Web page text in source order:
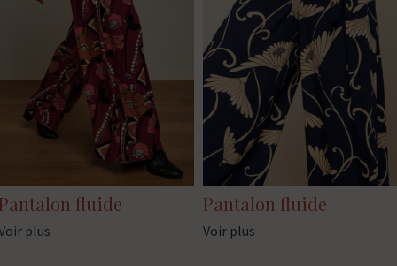
fluide
plus
Pantalon fluide
Voir plus